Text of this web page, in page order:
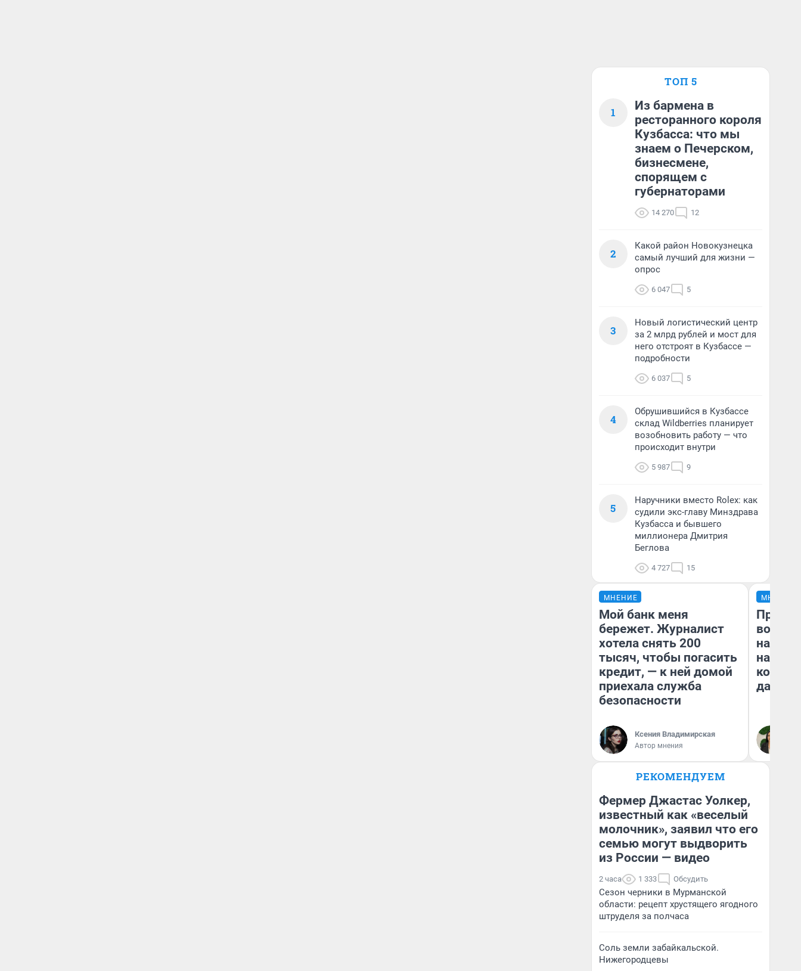
ТОП 5
1
Из бармена в
ресторанного короля
Кузбасса: что мы
знаем о Печерском,
бизнесмене,
спорящем с
губернаторами
14 270 12
2
Какой район Новокузнецка
самый лучший для жизни —
опрос
6 047 5
3
Новый логистический центр
за 2 млрд рублей и мост для
него отстроят в Кузбассе —
подробности
6 037 5
4
Обрушившийся в Кузбассе
склад Wildberries планирует
возобновить работу — что
происходит внутри
5 987 9
5
Наручники вместо Rolex: как
судили экс-главу Минздрава
Кузбасса и бывшего
миллионера Дмитрия
Беглова
4 727 15
МНЕНИЕ
Мой банк меня
бережет. Журналист
хотела снять 200
тысяч, чтобы погасить
кредит, — к ней домой
приехала служба
безопасности
Ксения Владимирская
Автор мнения
МНЕНИЕ
нам
даже
РЕКОМЕНДУЕМ
Фермер Джастас Уолкер,
известный как «веселый
молочник», заявил что его
семью могут выдворить
из России — видео
2 часа 1 333 Обсудить
Сезон черники в Мурманской
области: рецепт хрустящего ягодного
штруделя за полчаса
Соль земли забайкальской.
Нижегородцевы